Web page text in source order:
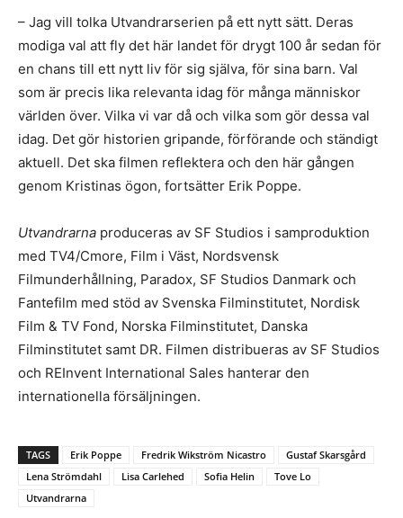
– Jag vill tolka Utvandrarserien på ett nytt sätt. Deras
modiga val att fly det här landet för drygt 100 år sedan för
en chans till ett nytt liv för sig själva, för sina barn. Val
som är precis lika relevanta idag för många människor
världen över. Vilka vi var då och vilka som gör dessa val
idag. Det gör historien gripande, förförande och ständigt
aktuell. Det ska filmen reflektera och den här gången
genom Kristinas ögon, fortsätter Erik Poppe.
Utvandrarna produceras av SF Studios i samproduktion
med TV4/Cmore, Film i Väst, Nordsvensk
Filmunderhållning, Paradox, SF Studios Danmark och
Fantefilm med stöd av Svenska Filminstitutet, Nordisk
Film & TV Fond, Norska Filminstitutet, Danska
Filminstitutet samt DR. Filmen distribueras av SF Studios
och REInvent International Sales hanterar den
internationella försäljningen.
TAGS Erik Poppe Fredrik Wikström Nicastro
Gustaf Skarsgård
Lena Strömdahl
Lisa Carlehed Sofia Helin
Tove Lo
Utvandrarna